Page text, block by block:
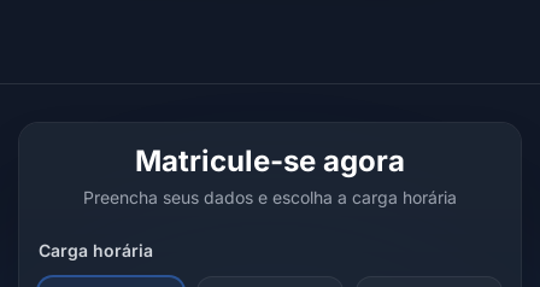
Matricule-se agora
Preencha seus dados e escolha a carga horária
Carga horária